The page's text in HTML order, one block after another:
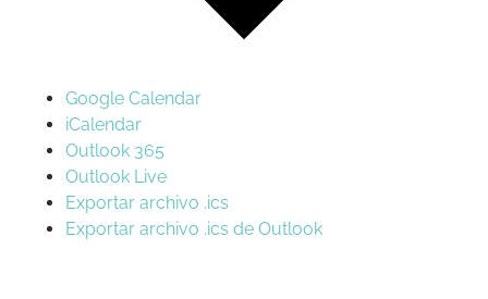
Google Calendar
iCalendar
Outlook 365
Outlook Live
Exportar archivo .ics
Exportar archivo .ics de Outlook